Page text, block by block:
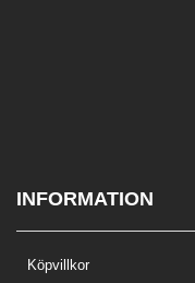
INFORMATION
Köpvillkor